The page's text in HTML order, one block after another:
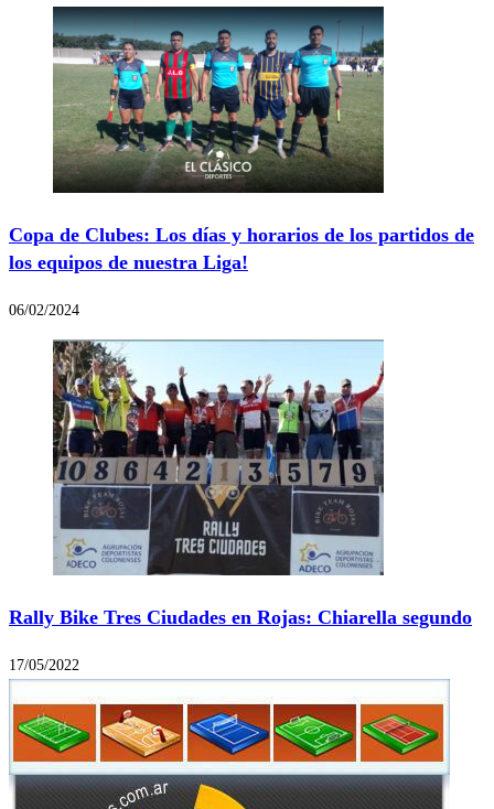
Copa de Clubes: Los días y horarios de los partidos de
los equipos de nuestra Liga!
06/02/2024
Rally Bike Tres Ciudades en Rojas: Chiarella segundo
17/05/2022